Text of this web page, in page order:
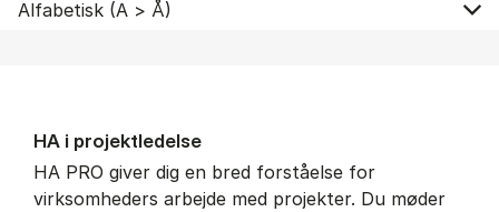
HA i pro­jekt­le­del­se
HA PRO giver dig en bred forståelse for
virksomheders arbejde med projekter. Du møder